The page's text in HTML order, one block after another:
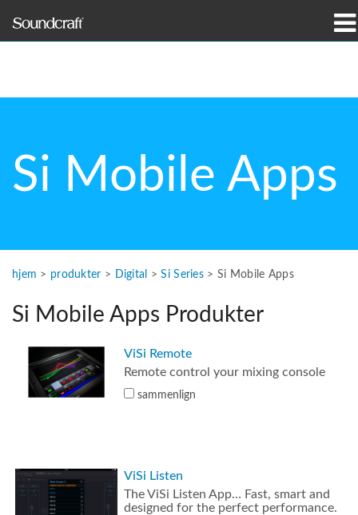
Case studies og nyheder
træning
Si Mobile Apps
hjem > produkter > Digital >Si Series > Si Mobile Apps
Si Mobile Apps Produkter
ViSi Remote
Remote control your mixing console
sammenlign
ViSi Listen
The ViSi Listen App… Fast, smart and
designed for the perfect performance.